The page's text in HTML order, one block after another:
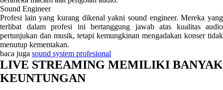
Sound Engineer
Profesi lain yang kurang dikenal yakni sound engineer. Mereka yang
terlibat dalam profesi ini bertanggung jawab atas kualitas audio
pertunjukan dan musik, tetapi kemungkinan mengadakan konser tidak
menutup kementakan.
baca juga sound system profesional
LIVE STREAMING MEMILIKI BANYAK
KEUNTUNGAN